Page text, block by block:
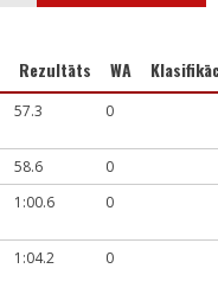
Rezultāts WA
57.3 0
58.6
0
1:00.6 0
1:04.2 0